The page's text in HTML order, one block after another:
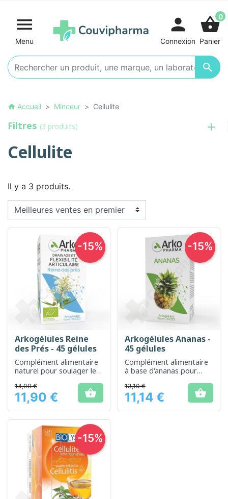

Menu

person
Connexion
shopping_basket0
Panier
home Accueil Minceur Cellulite
Filtres (3 produits)
Cellulite
Il y a 3 produits.
Arkogélules Reine
des Prés - 45 gélules
Complément alimentaire
naturel pour soulager les
Prix
14,00 €
11,90 € 
-15%
Arkogélules Ananas -
45 gélules
Complément alimentaire
à base d'ananas pour
l’amincissement
Prix
13,10 €
11,14 € 
-15%
-15%